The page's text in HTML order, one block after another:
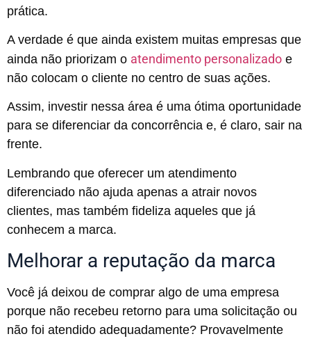
prática.
A verdade é que ainda existem muitas empresas que
ainda não priorizam o atendimento personalizado e
não colocam o cliente no centro de suas ações.
Assim, investir nessa área é uma ótima oportunidade
para se diferenciar da concorrência e, é claro, sair na
frente.
Lembrando que oferecer um atendimento
diferenciado não ajuda apenas a atrair novos
clientes, mas também fideliza aqueles que já
conhecem a marca.
Melhorar a reputação da marca
Você já deixou de comprar algo de uma empresa
porque não recebeu retorno para uma solicitação ou
não foi atendido adequadamente? Provavelmente